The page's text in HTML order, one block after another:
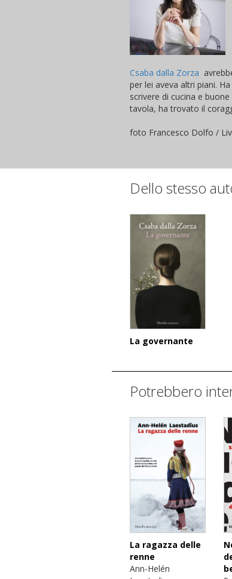
Csaba dalla Zorza
per lei aveva altri piani.
scrivere di cucina e
tavola, ha trovato il
foto Francesco Dolfo /
Dello stesso
La governante
Potrebbero
La ragazza delle
renne
Ann-Helén